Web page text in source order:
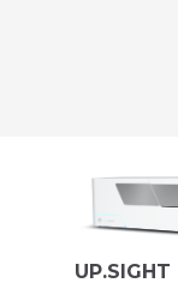
UP.SIGHT